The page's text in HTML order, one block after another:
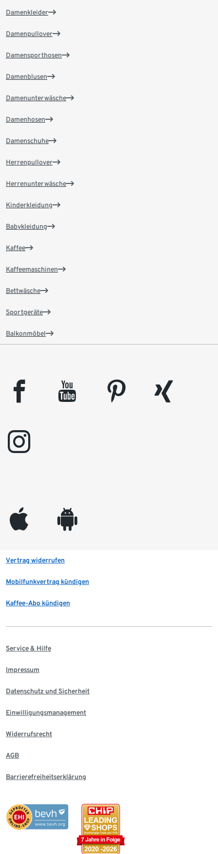
Damenkleider
Damenpullover
Damensporthosen
Damenblusen
Damenunterwäsche
Damenhosen
Damenschuhe
Herrenpullover
Herrenunterwäsche
Kinderkleidung
Babykleidung
Kaffee
Kaffeemaschinen
Bettwäsche
Sportgeräte
Balkonmöbel
facebook youtube pinterest
xing
instagram
appleinc android
Vertrag widerrufen
Mobilfunkvertrag kündigen
Kaffee-Abo kündigen
Service & Hilfe
Impressum
Datenschutz und Sicherheit
Einwilligungsmanagement
Widerrufsrecht
AGB
Barrierefreiheitserklärung